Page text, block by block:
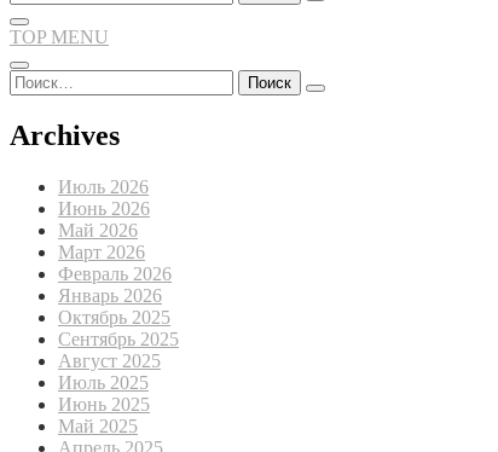
TOP MENU
Найти:
Archives
Июль 2026
Июнь 2026
Май 2026
Март 2026
Февраль 2026
Январь 2026
Октябрь 2025
Сентябрь 2025
Август 2025
Июль 2025
Июнь 2025
Май 2025
Апрель 2025